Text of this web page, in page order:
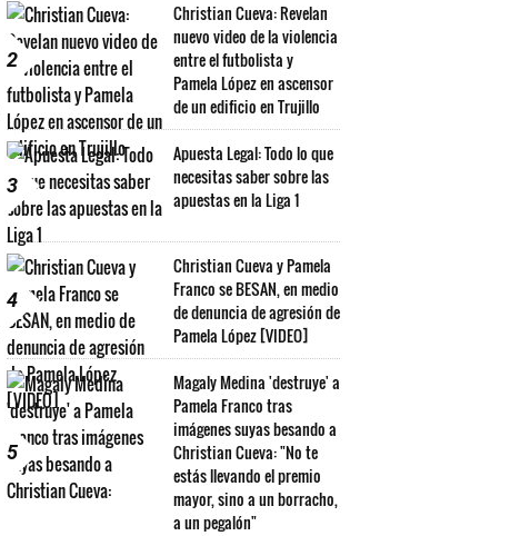
2
Christian Cueva: Revelan
nuevo video de la violencia
entre el futbolista y
Pamela López en ascensor
de un edificio en Trujillo
3
Apuesta Legal: Todo lo que
necesitas saber sobre las
apuestas en la Liga 1
4
Christian Cueva y Pamela
Franco se BESAN, en medio
de denuncia de agresión de
Pamela López [VIDEO]
5
Magaly Medina 'destruye' a
Pamela Franco tras
imágenes suyas besando a
Christian Cueva: "No te
estás llevando el premio
mayor, sino a un borracho,
a un pegalón"